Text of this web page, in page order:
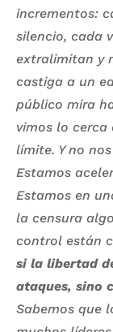
incrementos:
silencio, cada
extralimitan y
castiga a un
público mira
vimos lo cerca
límite. Y no
Estamos
Estamos en
la censura
control están
si la libertad
ataques, sino
Sabemos que